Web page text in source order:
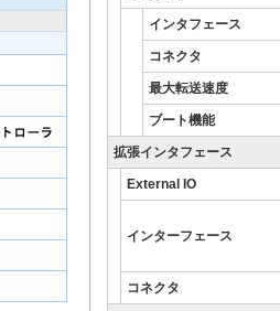
インタフェース
コネクタ
最大転送速度
ブート機能
拡張インタフェース
External IO
インターフェース
コネクタ